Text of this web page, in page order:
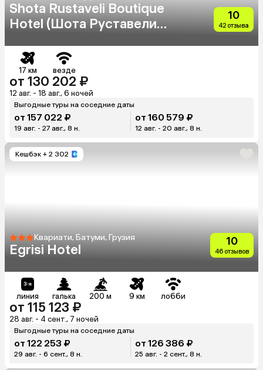
Shota Rustaveli Boutique
Hotel (Шота Руставели
10
42 отзыва
17 км везде
от 130 202 ₽
12 авг. - 18 авг., 6 ночей
Выгодные туры на соседние даты
от 157 022 ₽
19 авг. - 27 авг., 8 н.
от 160 579 ₽
12 авг. - 20 авг., 8 н.
Кешбэк + 2 302
Квариати, Батуми, Грузия
Egrisi Hotel
10
46 отзывов
линия галька 200 м 9 км лобби
от 115 123 ₽
28 авг. - 4 сент., 7 ночей
Выгодные туры на соседние даты
от 122 253 ₽
29 авг. - 6 сент., 8 н.
от 126 386 ₽
25 авг. - 2 сент., 8 н.